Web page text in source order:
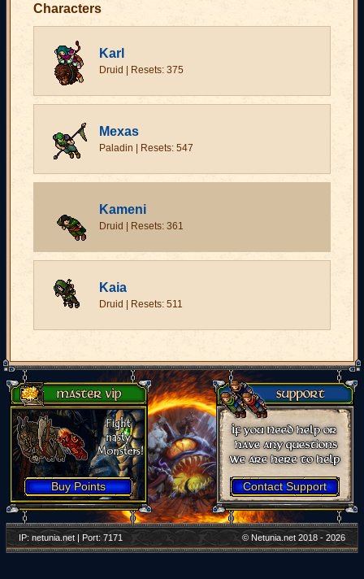
Characters
Karl
Druid | Resets: 375
Mexas
Paladin | Resets: 547
Kameni
Druid | Resets: 361
Kaia
Druid | Resets: 511
Buy Points Contact Support
IP: netunia.net | Port: 7171 © Netunia.net 2018 - 2026